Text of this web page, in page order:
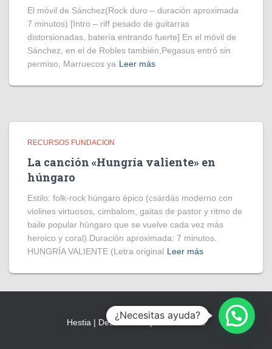
El móvil de Sánchez(Rock duro – duración aproximada
7 minutos) [Intro – riff pesado de guitarras
distorsionadas, batería entrando fuerte] En el móvil de
Sánchez, en el de Robles también,Pegasus entró sin
permiso, Marruecos ya Leer más
RECURSOS FUNDACION
La canción «Hungría valiente» en
húngaro
Estilo: folk-rock húngaro épico (csárdás moderno con
violines virtuosos, cimbalom, gaitas de pastor y ritmo de
baile popular húngaro que se vuelve cada vez más
heroico y coral).Duración aproximada: 7 minutos.
HUNGRÍA VALIENTE (Letra original Leer más
Hestia | Desarrollado por ThemeIsle
¿Necesitas ayuda?